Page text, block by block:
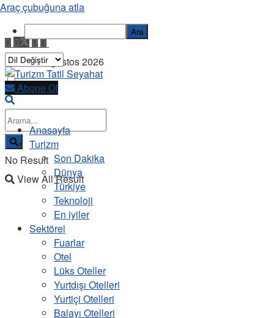
Cuma, 7 Ağustos 2026
No Result
View All Result
Abone Ol
Anasayfa
Turizm
Son Dakika
Dünya
Türkiye
Teknoloji
En iyiler
Sektörel
Fuarlar
Otel
Lüks Oteller
Yurtdışı Otelleri
Yurtiçi Otelleri
Balayı Otelleri
Araç çubuğuna atla
Ara